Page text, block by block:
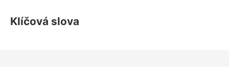
Klíčová slova